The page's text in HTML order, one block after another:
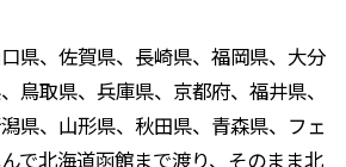
県、佐賀県、長崎県、福岡県、大分
鳥取県、兵庫県、京都府、福井県、
県、山形県、秋田県、青森県、フェ
で北海道函館まで渡り、そのまま北